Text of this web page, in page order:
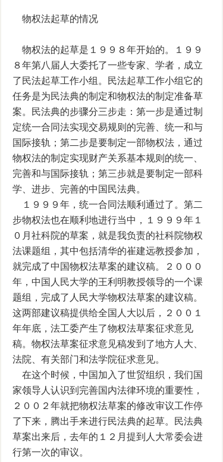
物权法起草的情况
物权法的起草是１９９８年开始的。１９９
８年第八届人大委托了一些专家、学者，成立
了民法起草工作小组。民法起草工作小组它的
任务是为民法典的制定和物权法的制定准备草
案。民法典的步骤分三步走：第一步是通过制
定统一合同法实现交易规则的完善、统一和与
国际接轨；第二步是要制定一部物权法，通过
物权法的制定实现财产关系基本规则的统一、
完善和与国际接轨；第三步就是要制定一部科
学、进步、完善的中国民法典。
１９９９年，统一合同法顺利通过了。第二
步物权法也在顺利地进行当中，１９９９年１
０月社科院的草案，就是我负责的社科院物权
法课题组，其中包括清华的崔建远教授参加，
就完成了中国物权法草案的建议稿。２０００
年，中国人民大学的王利明教授领导的一个课
题组，完成了人民大学物权法草案的建议稿。
这两部建议稿提供给全国人大以后，２００１
年年底，法工委产生了物权法草案征求意见
稿。物权法草案征求意见稿发到了地方人大、
法院、有关部门和法学院征求意见。
在这个时候，中国加入了世贸组织，我们国
家领导人认识到完善国内法律环境的重要性，
２００２年就把物权法草案的修改审议工作停
了下来，腾出手来进行民法典的起草。民法典
草案出来后，去年的１２月提到人大常委会进
行第一次的审议。